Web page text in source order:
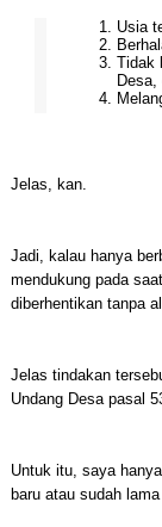
Usia
Tidak
Desa,
Jelas, kan.
Jadi, kalau hanya
mendukung pada
diberhentikan tanpa
Jelas tindakan
Undang Desa pasal
Untuk itu, saya
baru atau sudah